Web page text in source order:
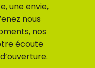
une envie,
nous
nos
écoute